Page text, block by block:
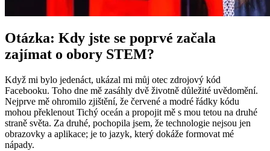
Otázka: Kdy jste se poprvé začala
zajímat o obory STEM?
Když mi bylo jedenáct, ukázal mi můj otec zdrojový kód
Facebooku. Toho dne mě zasáhly dvě životně důležité uvědomění.
Nejprve mě ohromilo zjištění, že červené a modré řádky kódu
mohou překlenout Tichý oceán a propojit mě s mou tetou na druhé
straně světa. Za druhé, pochopila jsem, že technologie nejsou jen
obrazovky a aplikace; je to jazyk, který dokáže formovat mé
nápady.